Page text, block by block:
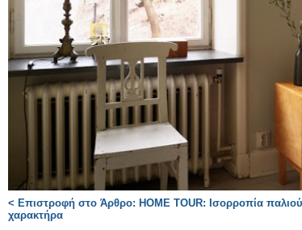
< Επιστροφή στο Άρθρο: HOME TOUR: Ισορροπία
χαρακτήρα